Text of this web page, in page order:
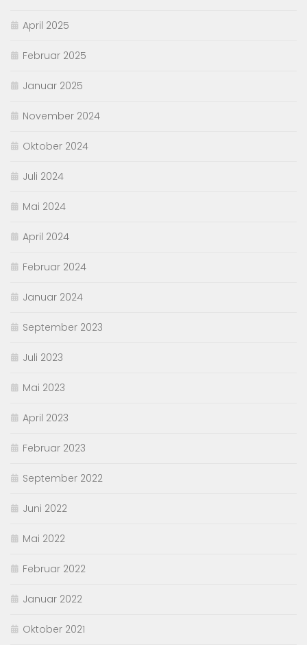
April 2025
Februar 2025
Januar 2025
November 2024
Oktober 2024
Juli 2024
Mai 2024
April 2024
Februar 2024
Januar 2024
September 2023
Juli 2023
Mai 2023
April 2023
Februar 2023
September 2022
Juni 2022
Mai 2022
Februar 2022
Januar 2022
Oktober 2021